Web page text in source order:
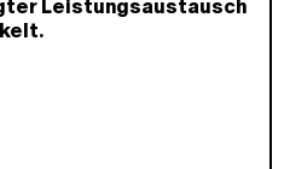
Leistungsaustausch